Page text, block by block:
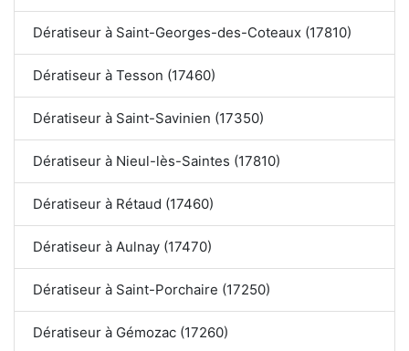
Dératiseur à Saint-Georges-des-Coteaux (17810)
Dératiseur à Tesson (17460)
Dératiseur à Saint-Savinien (17350)
Dératiseur à Nieul-lès-Saintes (17810)
Dératiseur à Rétaud (17460)
Dératiseur à Aulnay (17470)
Dératiseur à Saint-Porchaire (17250)
Dératiseur à Gémozac (17260)